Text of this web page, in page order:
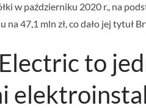
w październiku 2020 r., na
na 47,1 mln zł, co dało jej tytuł
to